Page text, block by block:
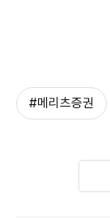
#메리츠증권